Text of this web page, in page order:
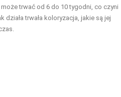
trwać od 6 do 10 tygodni, co czyni
trwała koloryzacja, jakie są jej